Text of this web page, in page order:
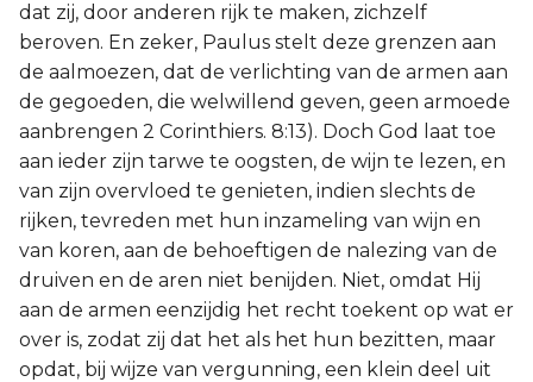
dat zij, door anderen rijk te maken, zichzelf
beroven. En zeker, Paulus stelt deze grenzen aan
de aalmoezen, dat de verlichting van de armen aan
de gegoeden, die welwillend geven, geen armoede
aanbrengen 2 Corinthiers. 8:13). Doch God laat toe
aan ieder zijn tarwe te oogsten, de wijn te lezen, en
van zijn overvloed te genieten, indien slechts de
rijken, tevreden met hun inzameling van wijn en
van koren, aan de behoeftigen de nalezing van de
druiven en de aren niet benijden. Niet, omdat Hij
aan de armen eenzijdig het recht toekent op wat er
over is, zodat zij dat het als het hun bezitten, maar
opdat, bij wijze van vergunning, een klein deel uit